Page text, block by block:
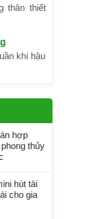
thân thiết
khí hậu
hợp
thủy
hút tài
cho gia